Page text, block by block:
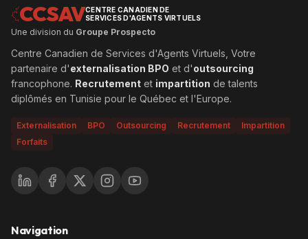
CCSAVCENTRE CANADIEN DE
SERVICES D'AGENTS VIRTUELS
Une division du Groupe Prospecto
Centre Canadien de Services d'Agents Virtuels, Votre
partenaire d'externalisation BPO et d'outsourcing
francophone. Recrutement et impartition de talents
diplômés en Tunisie pour le Québec et l'Europe.
Externalisation BPO Outsourcing Recrutement
Impartition
Forfaits
Navigation